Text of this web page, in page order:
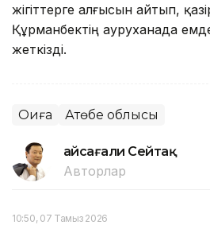
жігіттерге алғысын айтып,
Құрманбектің ауруханада
жеткізді.
Оқиға Ақтөбе облысы
Ғайсағали Сейтақ
Авторлар
10:50, 07 Тамыз 2026